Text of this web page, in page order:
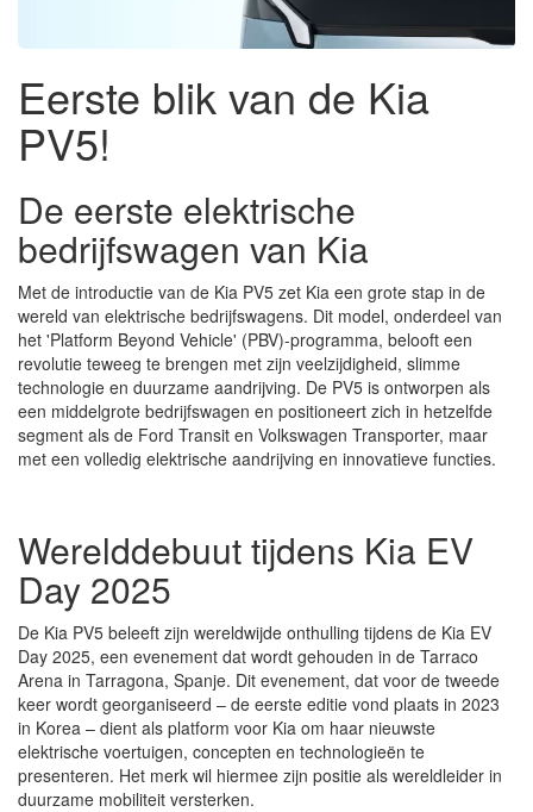
Eerste blik van de Kia
PV5!
De eerste elektrische
bedrijfswagen van Kia
Met de introductie van de Kia PV5 zet Kia een grote stap in de
wereld van elektrische bedrijfswagens. Dit model, onderdeel van
het 'Platform Beyond Vehicle' (PBV)-programma, belooft een
revolutie teweeg te brengen met zijn veelzijdigheid, slimme
technologie en duurzame aandrijving. De PV5 is ontworpen als
een middelgrote bedrijfswagen en positioneert zich in hetzelfde
segment als de Ford Transit en Volkswagen Transporter, maar
met een volledig elektrische aandrijving en innovatieve functies.
Werelddebuut tijdens Kia EV
Day 2025
De Kia PV5 beleeft zijn wereldwijde onthulling tijdens de Kia EV
Day 2025, een evenement dat wordt gehouden in de Tarraco
Arena in Tarragona, Spanje. Dit evenement, dat voor de tweede
keer wordt georganiseerd – de eerste editie vond plaats in 2023
in Korea – dient als platform voor Kia om haar nieuwste
elektrische voertuigen, concepten en technologieën te
presenteren. Het merk wil hiermee zijn positie als wereldleider in
duurzame mobiliteit versterken.